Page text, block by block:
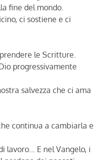
fine del mondo.
ci sostiene e ci
le Scritture.
progressivamente
salvezza che ci ama
continua a cambiarla e
lavoro… E nel Vangelo, i